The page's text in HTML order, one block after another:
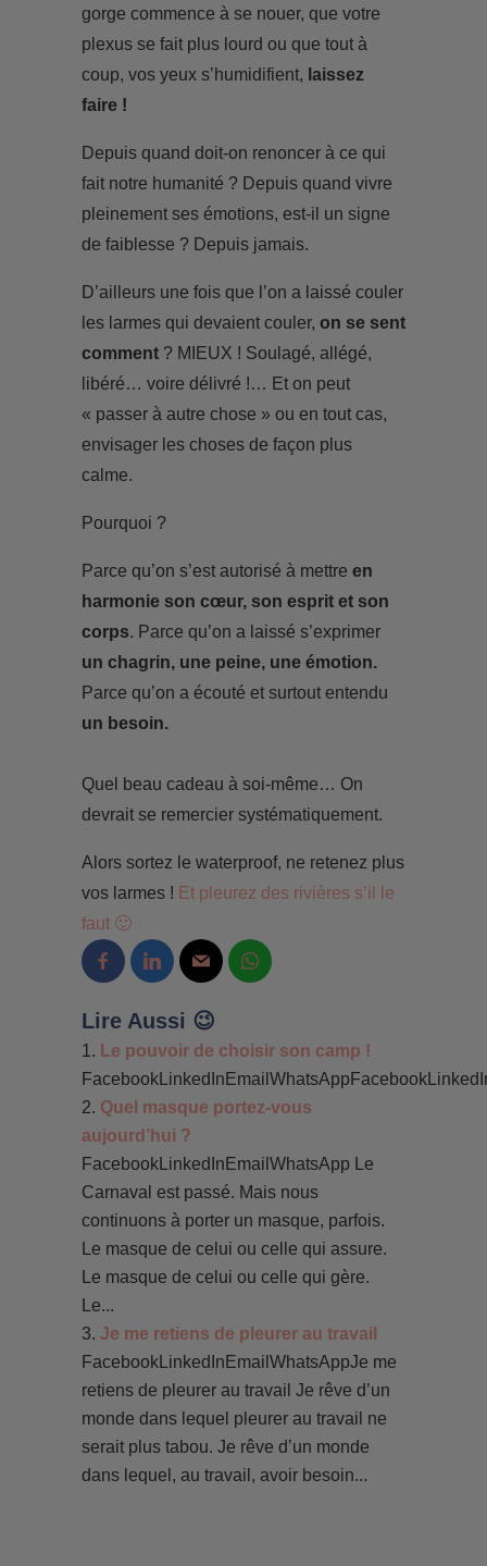
gorge commence à se nouer, que votre
plexus se fait plus lourd ou que tout à
coup, vos yeux s’humidifient, laissez
faire !
Depuis quand doit-on renoncer à ce qui
fait notre humanité ? Depuis quand vivre
pleinement ses émotions, est-il un signe
de faiblesse ? Depuis jamais.
D’ailleurs une fois que l’on a laissé couler
les larmes qui devaient couler, on se sent
comment? MIEUX ! Soulagé, allégé,
libéré… voire délivré !… Et on peut
« passer à autre chose » ou en tout cas,
envisager les choses de façon plus
calme.
Pourquoi ?
Parce qu’on s’est autorisé à mettre en
harmonie son cœur, son esprit et son
corps. Parce qu’on a laissé s’exprimer
un chagrin, une peine, une émotion.
Parce qu’on a écouté et surtout entendu
un besoin.
Quel beau cadeau à soi-même… On
devrait se remercier systématiquement.
Alors sortez le waterproof, ne retenez plus
vos larmes ! Et pleurez des rivières s’il le
faut 🙂
Lire Aussi 😉
Le pouvoir de choisir son camp !
Quel masque portez-vous
aujourd’hui ?
FacebookLinkedInEmailWhatsApp Le
Carnaval est passé. Mais nous
continuons à porter un masque, parfois.
Le masque de celui ou celle qui assure.
Le masque de celui ou celle qui gère.
Le...
Je me retiens de pleurer au travail
FacebookLinkedInEmailWhatsAppJe me
retiens de pleurer au travail Je rêve d’un
monde dans lequel pleurer au travail ne
serait plus tabou. Je rêve d’un monde
dans lequel, au travail, avoir besoin...